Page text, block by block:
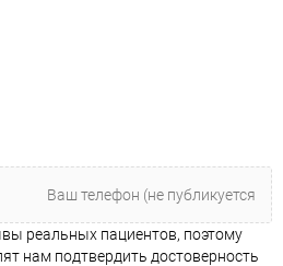
реальных пациентов, поэтому
нам подтвердить достоверность